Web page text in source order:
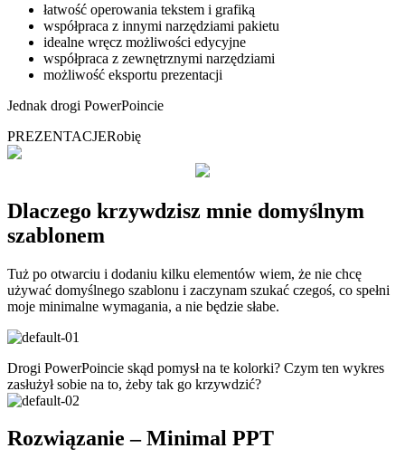
łatwość operowania tekstem i grafiką
współpraca z innymi narzędziami pakietu
idealne wręcz możliwości edycyjne
współpraca z zewnętrznymi narzędziami
możliwość eksportu prezentacji
Jednak drogi PowerPoincie
PREZENTACJERobię
Dlaczego krzywdzisz mnie domyślnym
szablonem
Tuż po otwarciu i dodaniu kilku elementów wiem, że nie chcę
używać domyślnego szablonu i zaczynam szukać czegoś, co spełni
moje minimalne wymagania, a nie będzie słabe.
Drogi PowerPoincie skąd pomysł na te kolorki? Czym ten wykres
zasłużył sobie na to, żeby tak go krzywdzić?
Rozwiązanie – Minimal PPT